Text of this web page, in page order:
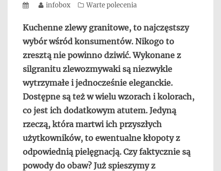
którzy
innych
przedsiębiorczości
PostedAuthor
infobox Categories
Warte polecenia
Kuchenne zlewy granitowe, to najczęstszy
wybór wśród konsumentów. Nikogo to
zresztą nie powinno dziwić. Wykonane z
silgranitu zlewozmywaki są niezwykle
wytrzymałe i jednocześnie eleganckie.
Dostępne są też w wielu wzorach i kolorach,
co jest ich dodatkowym atutem. Jedyną
rzeczą, która martwi ich przyszłych
użytkowników, to ewentualne kłopoty z
odpowiednią pielęgnacją. Czy faktycznie są
powody do obaw? Już spieszymy z